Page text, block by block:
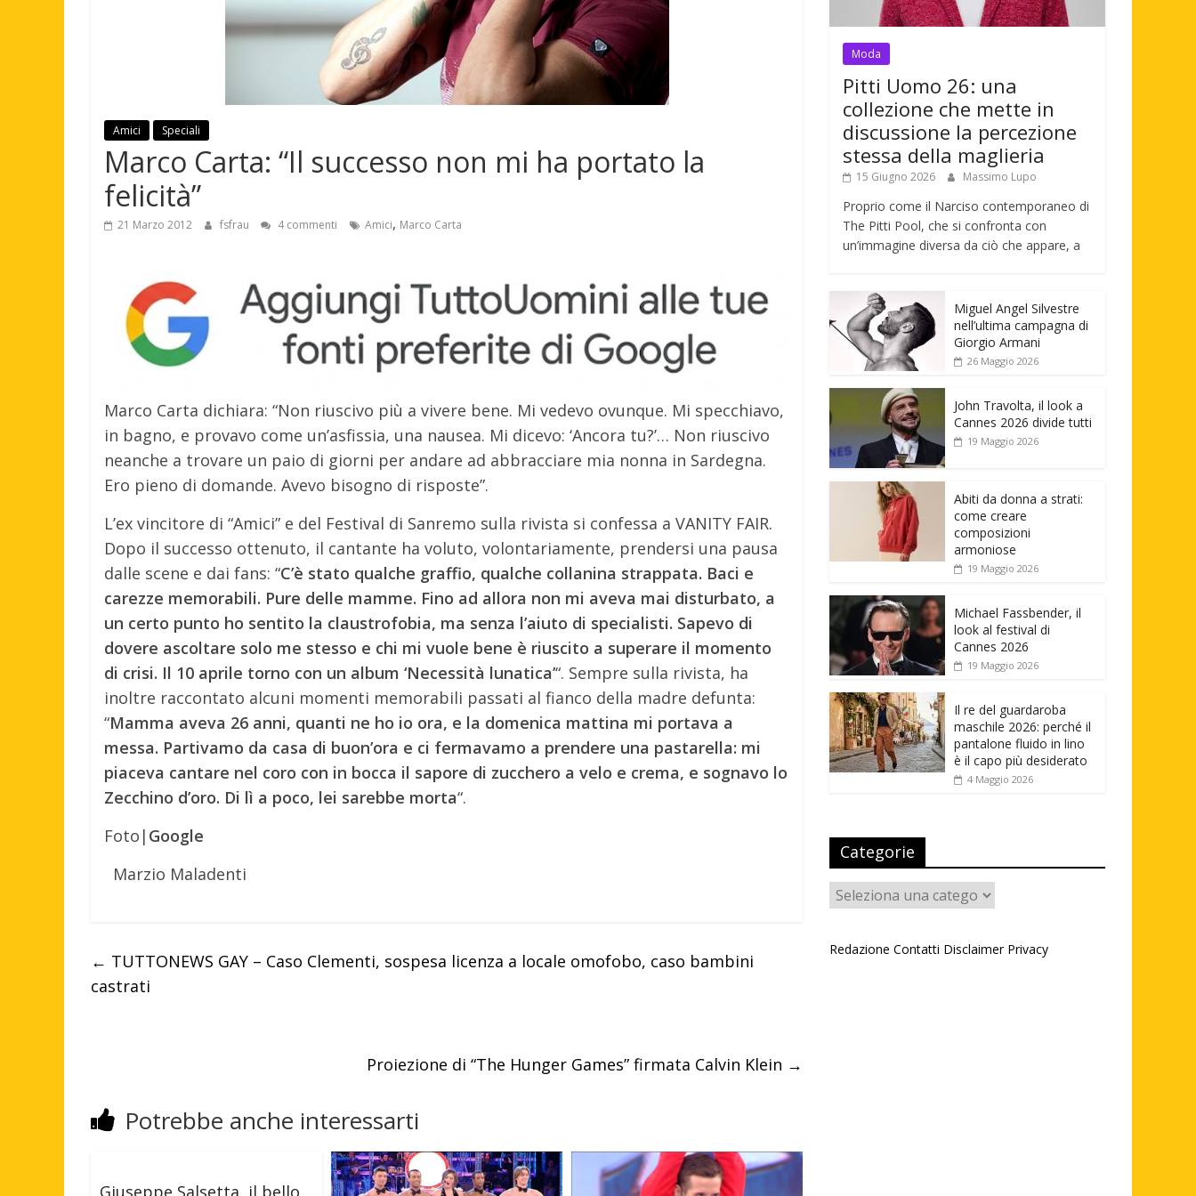
Amici Speciali
Marco Carta: “Il successo non mi ha portato la
felicità”
21 Marzo 2012 fsfrau 4 commenti Amici, Marco Carta
Marco Carta dichiara: “Non riuscivo più a vivere bene. Mi vedevo ovunque. Mi specchiavo,
in bagno, e provavo come un’asfissia, una nausea. Mi dicevo: ‘Ancora tu?’… Non riuscivo
neanche a trovare un paio di giorni per andare ad abbracciare mia nonna in Sardegna.
Ero pieno di domande. Avevo bisogno di risposte”.
L’ex vincitore di “Amici” e del Festival di Sanremo sulla rivista si confessa a VANITY FAIR.
Dopo il successo ottenuto, il cantante ha voluto, volontariamente, prendersi una pausa
dalle scene e dai fans: “C’è stato qualche graffio, qualche collanina strappata. Baci e
carezze memorabili. Pure delle mamme. Fino ad allora non mi aveva mai disturbato, a
un certo punto ho sentito la claustrofobia, ma senza l’aiuto di specialisti. Sapevo di
dovere ascoltare solo me stesso e chi mi vuole bene è riuscito a superare il momento
di crisi. Il 10 aprile torno con un album ‘Necessità lunatica’“. Sempre sulla rivista, ha
inoltre raccontato alcuni momenti memorabili passati al fianco della madre defunta:
“Mamma aveva 26 anni, quanti ne ho io ora, e la domenica mattina mi portava a
messa. Partivamo da casa di buon’ora e ci fermavamo a prendere una pastarella: mi
piaceva cantare nel coro con in bocca il sapore di zucchero a velo e crema, e sognavo lo
Zecchino d’oro. Di lì a poco, lei sarebbe morta“.
Foto| Google
Marzio Maladenti
← TUTTONEWS GAY – Caso Clementi, sospesa licenza a locale omofobo, caso bambini
castrati
Proiezione di “The Hunger Games” firmata Calvin Klein →
Potrebbe anche interessarti
Giuseppe Salsetta, il bello
Moda
Pitti Uomo 26: una
collezione che mette in
discussione la percezione
stessa della maglieria
15 Giugno 2026 Massimo Lupo
Proprio come il Narciso contemporaneo di
The Pitti Pool, che si confronta con
un’immagine diversa da ciò che appare, a
Miguel Angel Silvestre
nell’ultima campagna di
Giorgio Armani
26 Maggio 2026
John Travolta, il look a
Cannes 2026 divide tutti
19 Maggio 2026
Abiti da donna a strati:
come creare
composizioni
armoniose
19 Maggio 2026
Michael Fassbender, il
look al festival di
Cannes 2026
19 Maggio 2026
Il re del guardaroba
maschile 2026: perché il
pantalone fluido in lino
è il capo più desiderato
4 Maggio 2026
Categorie
Categorie
Redazione Contatti Disclaimer Privacy